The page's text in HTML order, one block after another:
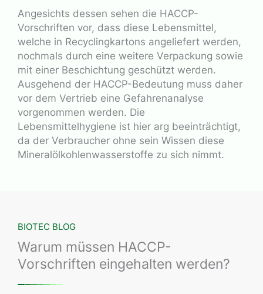
Angesichts dessen sehen die HACCP-
Vorschriften vor, dass diese Lebensmittel,
welche in Recyclingkartons angeliefert werden,
nochmals durch eine weitere Verpackung sowie
mit einer Beschichtung geschützt werden.
Ausgehend der HACCP-Bedeutung muss daher
vor dem Vertrieb eine Gefahrenanalyse
vorgenommen werden. Die
Lebensmittelhygiene ist hier arg beeinträchtigt,
da der Verbraucher ohne sein Wissen diese
Mineralölkohlenwasserstoffe zu sich nimmt.
BIOTEC BLOG
Warum müssen HACCP-
Vorschriften eingehalten werden?